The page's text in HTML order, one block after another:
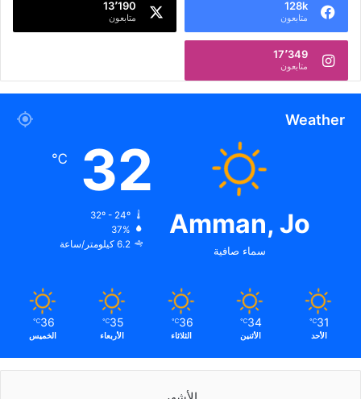
128k
متابعون
13٬190
متابعون
17٬349
متابعون
Weather
Amman, Jo
سماء صافية
32
℃
32º - 24º
37%
6.2 كيلومتر/ساعة
31
℃
الأحد
34
℃
الأثنين
36
℃
الثلاثاء
35
℃
الأربعاء
36
℃
الخميس